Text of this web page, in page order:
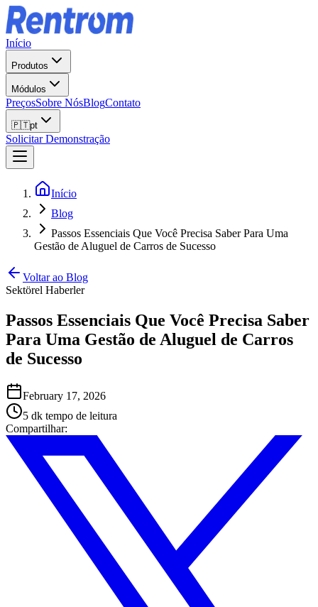
Início
Produtos
Módulos
PreçosSobre NósBlogContato
🇵🇹pt
Solicitar Demonstração
Início
Blog
Passos Essenciais Que Você Precisa Saber Para Uma
Gestão de Aluguel de Carros de Sucesso
Voltar ao Blog
Sektörel Haberler
Passos Essenciais Que Você Precisa Saber
Para Uma Gestão de Aluguel de Carros
de Sucesso
February 17, 2026
5 dk tempo de leitura
Compartilhar: